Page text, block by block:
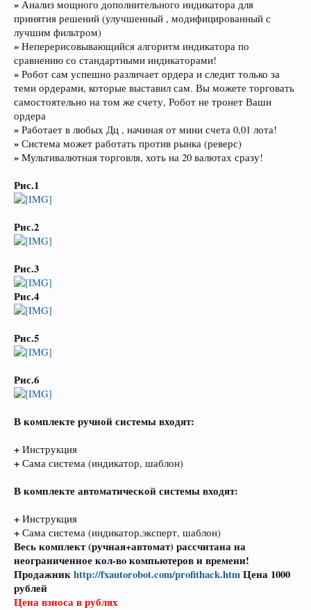
» Анализ мощного дополнительного индикатора для
принятия решений (улучшенный , модифицированный с
лучшим фильтром)
» Неперерисовывающийся алгоритм индикатора по
сравнению со стандартными индикаторами!
» Робот сам успешно различает ордера и следит только за
теми ордерами, которые выставил сам. Вы можете торговать
самостоятельно на том же счету, Робот не тронет Ваши
ордера
» Работает в любых Дц , начиная от мини счета 0,01 лота!
» Система может работать против рынка (реверс)
» Мультивалютная торговля, хоть на 20 валютах сразу!
Рис.1
Рис.2
Рис.3
Рис.4
Рис.5
Рис.6
В комплекте ручной системы входят:
+ Инструкция
+ Сама система (индикатор, шаблон)
В комплекте автоматической системы входят:
+ Инструкция
+ Сама система (индикатор,эксперт, шаблон)
Весь комплект (ручная+автомат) рассчитана на
неограниченное кол-вo компьютеров и времени!
Продажникhttp://fxautorobot.com/profithack.htmЦена 1000
рублей
Цена взноса в рублях